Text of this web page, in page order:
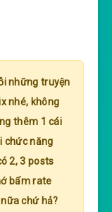
những truyện
nhé, không
thêm 1 cái
chức năng
2, 3 posts
bấm rate
nữa chứ hả?